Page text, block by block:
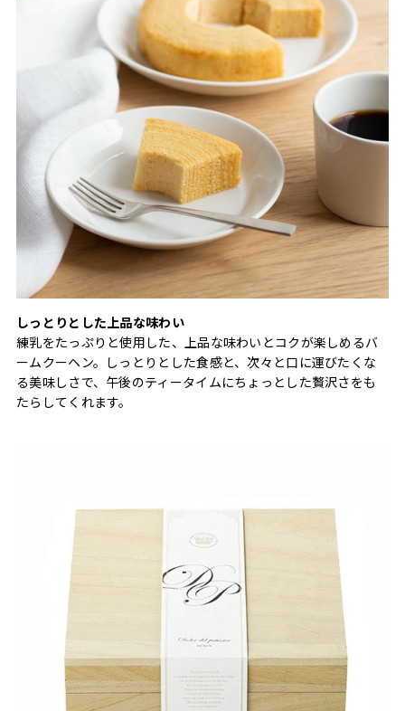
しっとりとした上品な味わい
練乳をたっぷりと使用した、上品な味わいとコクが楽しめるバ
ームクーヘン。しっとりとした食感と、次々と口に運びたくな
る美味しさで、午後のティータイムにちょっとした贅沢さをも
たらしてくれます。